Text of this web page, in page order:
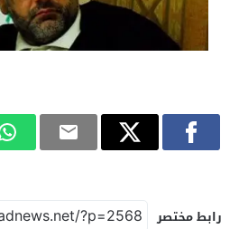
رابط مختصر